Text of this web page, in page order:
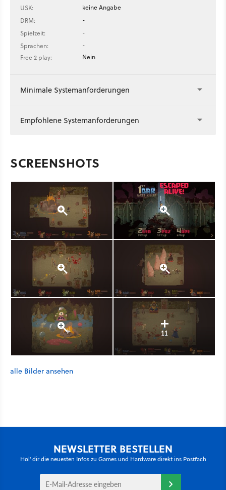
USK:
keine Angabe
DRM:
-
Spielzeit:
-
Sprachen:
-
Free 2 play:
Nein
Minimale Systemanforderungen
Empfohlene Systemanforderungen
SCREENSHOTS
11
alle Bilder ansehen
NEWSLETTER BESTELLEN
Hol' dir die neuesten Infos zu Games und Hardware direkt ins Postfach